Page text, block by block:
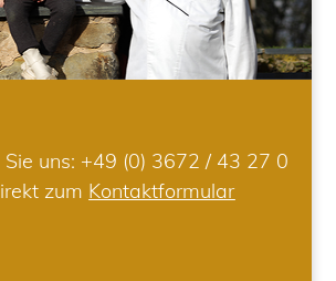
uns: +49 (0) 3672 / 43 27 0
zum Kontaktformular